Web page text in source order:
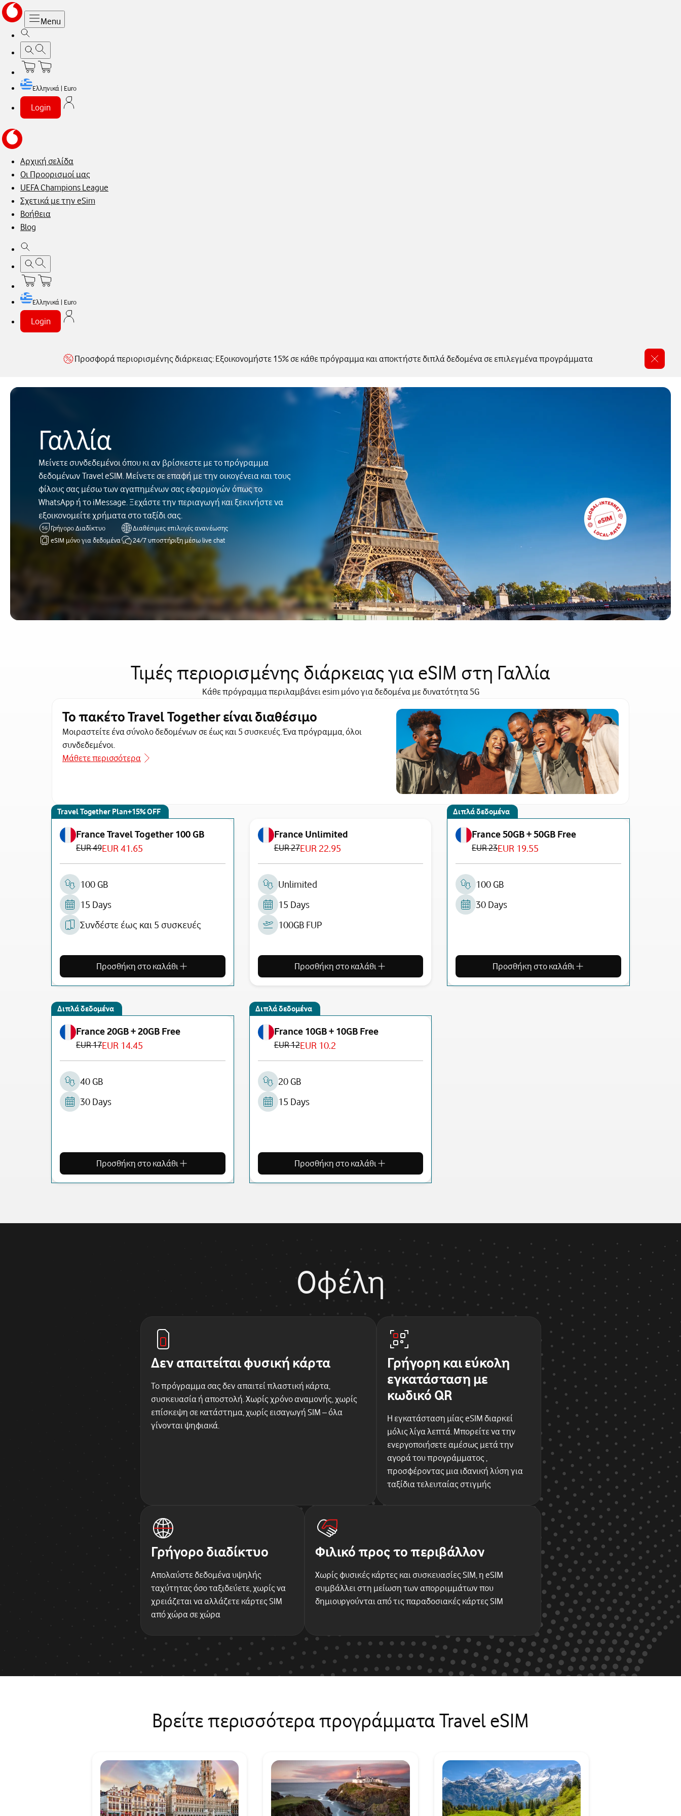
Menu
Ελληνικά | Euro
Login
Αρχική σελίδα
Οι Προορισμοί μας
UEFA Champions League
Σχετικά με την eSim
Βοήθεια
Blog
Ελληνικά | Euro
Login
Προσφορά περιορισμένης διάρκειας: Εξοικονομήστε 15% σε κάθε πρόγραμμα και αποκτήστε διπλά δεδομένα σε επιλεγμένα προγράμματα
Γαλλία
Μείνετε συνδεδεμένοι όπου κι αν βρίσκεστε με το πρόγραμμα
δεδομένων Travel eSIM. Μείνετε σε επαφή με την οικογένεια και τους
φίλους σας μέσω των αγαπημένων σας εφαρμογών όπως το
WhatsApp ή το iMessage. Ξεχάστε την περιαγωγή και ξεκινήστε να
εξοικονομείτε χρήματα στο ταξίδι σας.
Γρήγορο Διαδίκτυο
eSIM μόνο για δεδομένα
Διαθέσιμες επιλογές ανανέωσης
24/7 υποστήριξη μέσω live chat
Τιμές περιορισμένης διάρκειας για eSIM στη Γαλλία
Κάθε πρόγραμμα περιλαμβάνει esim μόνο για δεδομένα με δυνατότητα 5G
Το πακέτο Travel Together είναι διαθέσιμο
Μοιραστείτε ένα σύνολο δεδομένων σε έως και 5 συσκευές. Ένα πρόγραμμα, όλοι
συνδεδεμένοι.
Μάθετε περισσότερα
Travel Together Plan+15% OFF
France Travel Together 100 GB
EUR 49EUR 41.65
100 GB
15 Days
Συνδέστε έως και 5 συσκευές
Προσθήκη στο καλάθι
France Unlimited
EUR 27EUR 22.95
Unlimited
15 Days
100GB FUP
Προσθήκη στο καλάθι
Διπλά δεδομένα
France 50GB + 50GB Free
EUR 23EUR 19.55
100 GB
30 Days
Προσθήκη στο καλάθι
Διπλά δεδομένα
France 20GB + 20GB Free
EUR 17EUR 14.45
40 GB
30 Days
Προσθήκη στο καλάθι
Διπλά δεδομένα
France 10GB + 10GB Free
EUR 12EUR 10.2
20 GB
15 Days
Προσθήκη στο καλάθι
Οφέλη
Δεν απαιτείται φυσική κάρτα
Το πρόγραμμα σας δεν απαιτεί πλαστική κάρτα,
συσκευασία ή αποστολή. Χωρίς χρόνο αναμονής, χωρίς
επίσκεψη σε κατάστημα, χωρίς εισαγωγή SIM – όλα
γίνονται ψηφιακά.
Γρήγορη και εύκολη
εγκατάσταση με
κωδικό QR
Η εγκατάσταση μίας eSIM διαρκεί
μόλις λίγα λεπτά. Μπορείτε να την
ενεργοποιήσετε αμέσως μετά την
αγορά του προγράμματος ,
προσφέροντας μια ιδανική λύση για
ταξίδια τελευταίας στιγμής
Γρήγορο διαδίκτυο
Απολαύστε δεδομένα υψηλής
ταχύτητας όσο ταξιδεύετε, χωρίς να
χρειάζεται να αλλάζετε κάρτες SIM
από χώρα σε χώρα
Φιλικό προς το περιβάλλον
Χωρίς φυσικές κάρτες και συσκευασίες SIM, η eSIM
συμβάλλει στη μείωση των απορριμμάτων που
δημιουργούνται από τις παραδοσιακές κάρτες SIM
Βρείτε περισσότερα προγράμματα Travel eSIM